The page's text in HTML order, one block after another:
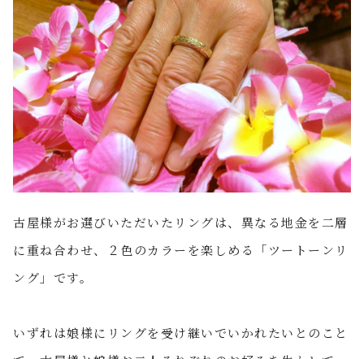
古屋様がお選びいただいたリングは、異なる地金を二層
に重ね合わせ、２色のカラーを楽しめる「ツートーンリ
ング」です。
いずれは娘様にリングを受け継いでいかれたいとのこと